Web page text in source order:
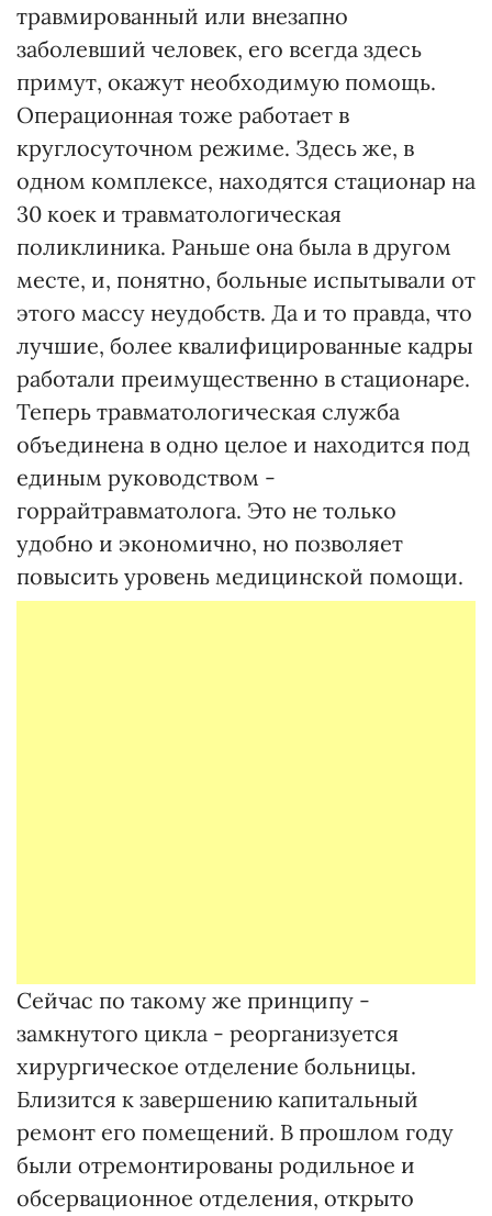
травмированный или внезапно
заболевший человек, его всегда здесь
примут, окажут необходимую помощь.
Операционная тоже работает в
круглосуточном режиме. Здесь же, в
одном комплексе, находятся стационар на
30 коек и травматологическая
поликлиника. Раньше она была в другом
месте, и, понятно, больные испытывали от
этого массу неудобств. Да и то правда, что
лучшие, более квалифицированные кадры
работали преимущественно в стационаре.
Теперь травматологическая служба
объединена в одно целое и находится под
единым руководством -
горрайтравматолога. Это не только
удобно и экономично, но позволяет
повысить уровень медицинской помощи.
Сейчас по такому же принципу -
замкнутого цикла - реорганизуется
хирургическое отделение больницы.
Близится к завершению капитальный
ремонт его помещений. В прошлом году
были отремонтированы родильное и
обсервационное отделения, открыто